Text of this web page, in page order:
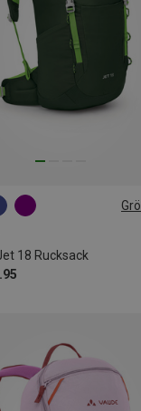
18 Rucksack